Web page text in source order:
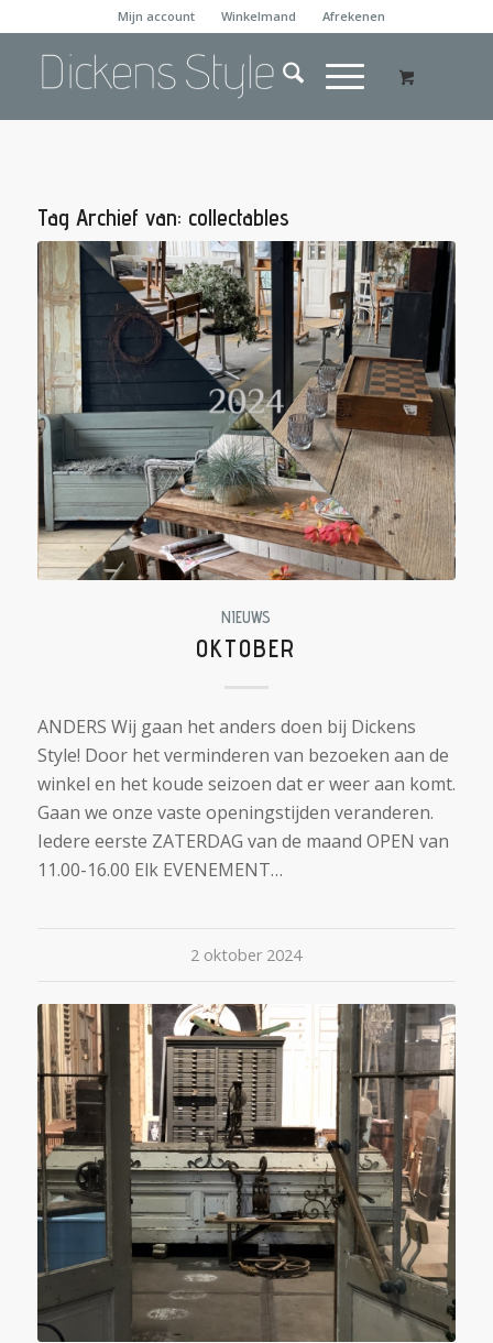
Mijn account Winkelmand Afrekenen
Tag Archief van: collectables
NIEUWS
OKTOBER
ANDERS Wij gaan het anders doen bij Dickens
Style! Door het verminderen van bezoeken aan de
winkel en het koude seizoen dat er weer aan komt.
Gaan we onze vaste openingstijden veranderen.
Iedere eerste ZATERDAG van de maand OPEN van
11.00-16.00 Elk EVENEMENT…
2 oktober 2024